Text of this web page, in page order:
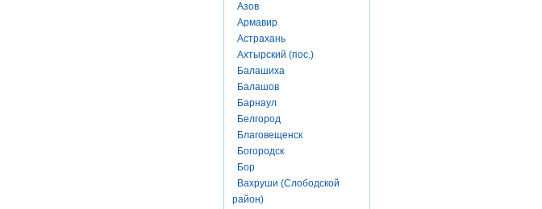
Азов
Армавир
Астрахань
Ахтырский (пос.)
Балашиха
Балашов
Барнаул
Белгород
Благовещенск
Богородск
Бор
Вахруши (Слободской
район)